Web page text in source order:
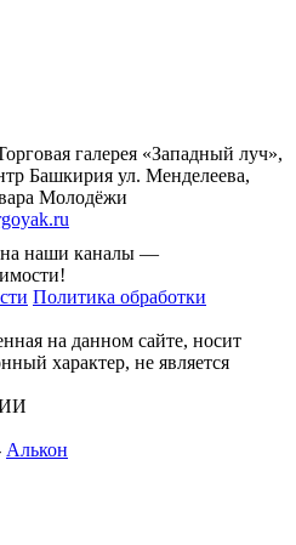
галерея «Западный луч»,
Башкирия ул. Менделеева,
Молодёжи
на наши каналы —
Политика обработки
на данном сайте, носит
характер, не является
ИИ
Алькон